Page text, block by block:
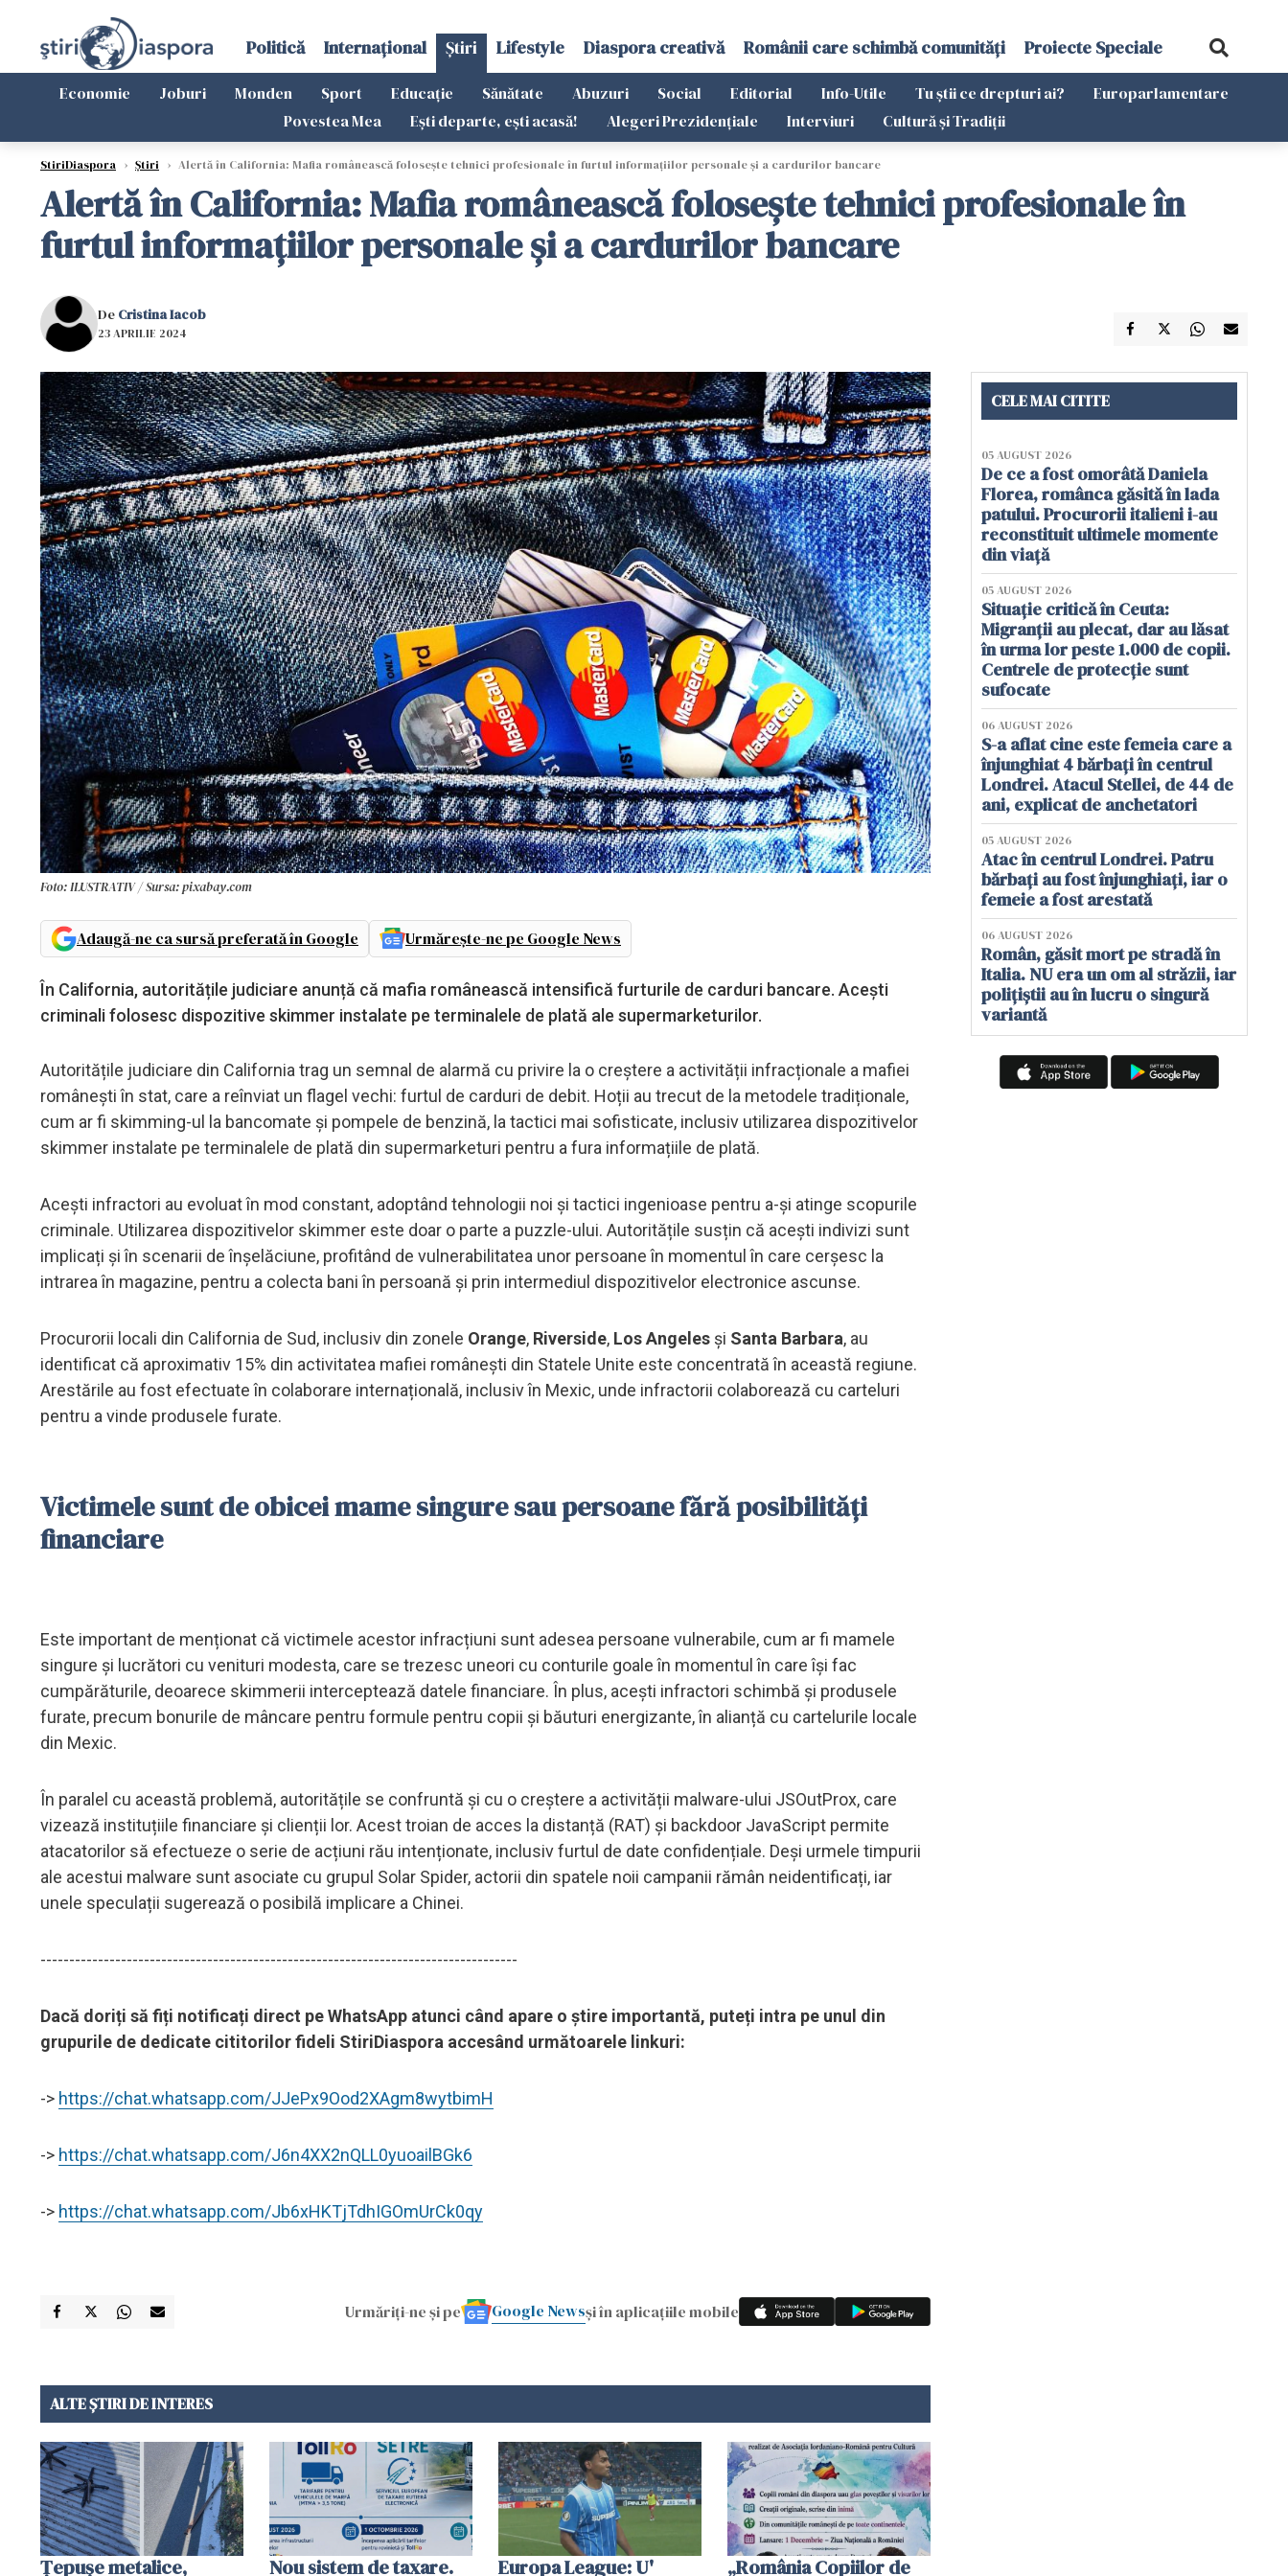
Politică Internațional Știri Lifestyle Diaspora creativă Românii care schimbă comunități Proiecte Speciale
Economie Joburi Monden Sport Educație Sănătate Abuzuri Social Editorial Info-Utile Tu știi ce drepturi ai?
Europarlamentare
Povestea Mea
Ești departe, ești acasă! Alegeri Prezidențiale Interviuri Cultură și Tradiții
StiriDiaspora › Știri › Alertă în California: Mafia românească folosește tehnici profesionale în furtul informațiilor personale și a cardurilor bancare
Alertă în California: Mafia românească folosește tehnici profesionale în
furtul informațiilor personale și a cardurilor bancare
De Cristina Iacob
23 APRILIE 2024
Foto: ILUSTRATIV / Sursa: pixabay.com
Adaugă-ne ca sursă preferată în Google Urmărește-ne pe Google News
În California, autoritățile judiciare anunță că mafia românească intensifică furturile de carduri bancare. Acești
criminali folosesc dispozitive skimmer instalate pe terminalele de plată ale supermarketurilor.
Autoritățile judiciare din California trag un semnal de alarmă cu privire la o creștere a activității infracționale a mafiei
românești în stat, care a reînviat un flagel vechi: furtul de carduri de debit. Hoții au trecut de la metodele tradiționale,
cum ar fi skimming-ul la bancomate și pompele de benzină, la tactici mai sofisticate, inclusiv utilizarea dispozitivelor
skimmer instalate pe terminalele de plată din supermarketuri pentru a fura informațiile de plată.
Acești infractori au evoluat în mod constant, adoptând tehnologii noi și tactici ingenioase pentru a-și atinge scopurile
criminale. Utilizarea dispozitivelor skimmer este doar o parte a puzzle-ului. Autoritățile susțin că acești indivizi sunt
implicați și în scenarii de înșelăciune, profitând de vulnerabilitatea unor persoane în momentul în care cerșesc la
intrarea în magazine, pentru a colecta bani în persoană și prin intermediul dispozitivelor electronice ascunse.
Procurorii locali din California de Sud, inclusiv din zonele Orange, Riverside, Los Angeles și Santa Barbara, au
identificat că aproximativ 15% din activitatea mafiei românești din Statele Unite este concentrată în această regiune.
Arestările au fost efectuate în colaborare internațională, inclusiv în Mexic, unde infractorii colaborează cu carteluri
pentru a vinde produsele furate.
Victimele sunt de obicei mame singure sau persoane fără posibilități
financiare
Este important de menționat că victimele acestor infracțiuni sunt adesea persoane vulnerabile, cum ar fi mamele
singure și lucrători cu venituri modesta, care se trezesc uneori cu conturile goale în momentul în care își fac
cumpărăturile, deoarece skimmerii interceptează datele financiare. În plus, acești infractori schimbă și produsele
furate, precum bonurile de mâncare pentru formule pentru copii și băuturi energizante, în alianță cu cartelurile locale
din Mexic.
În paralel cu această problemă, autoritățile se confruntă și cu o creștere a activității malware-ului JSOutProx, care
vizează instituțiile financiare și clienții lor. Acest troian de acces la distanță (RAT) și backdoor JavaScript permite
atacatorilor să efectueze o serie de acțiuni rău intenționate, inclusiv furtul de date confidențiale. Deși urmele timpurii
ale acestui malware sunt asociate cu grupul Solar Spider, actorii din spatele noii campanii rămân neidentificați, iar
unele speculații sugerează o posibilă implicare a Chinei.
-----------------------------------------------------------------------------------
Dacă doriți să fiți notificați direct pe WhatsApp atunci când apare o știre importantă, puteți intra pe unul din
grupurile de dedicate cititorilor fideli StiriDiaspora accesând următoarele linkuri:
-> https://chat.whatsapp.com/JJePx9Ood2XAgm8wytbimH
-> https://chat.whatsapp.com/J6n4XX2nQLL0yuoailBGk6
-> https://chat.whatsapp.com/Jb6xHKTjTdhIGOmUrCk0qy
Urmăriți-ne și pe Google Newsși în aplicațiile mobile
ALTE ȘTIRI DE INTERES
Țepușe metalice,
Nou sistem de taxare.
Europa League: U'
„România Copiilor de
CELE MAI CITITE
05 AUGUST 2026
De ce a fost omorâtă Daniela
Florea, românca găsită în lada
patului. Procurorii italieni i-au
reconstituit ultimele momente
din viață
05 AUGUST 2026
Situație critică în Ceuta:
Migranții au plecat, dar au lăsat
în urma lor peste 1.000 de copii.
Centrele de protecție sunt
sufocate
06 AUGUST 2026
S-a aflat cine este femeia care a
înjunghiat 4 bărbați în centrul
Londrei. Atacul Stellei, de 44 de
ani, explicat de anchetatori
05 AUGUST 2026
Atac în centrul Londrei. Patru
bărbați au fost înjunghiați, iar o
femeie a fost arestată
06 AUGUST 2026
Român, găsit mort pe stradă în
Italia. NU era un om al străzii, iar
polițiștii au în lucru o singură
variantă